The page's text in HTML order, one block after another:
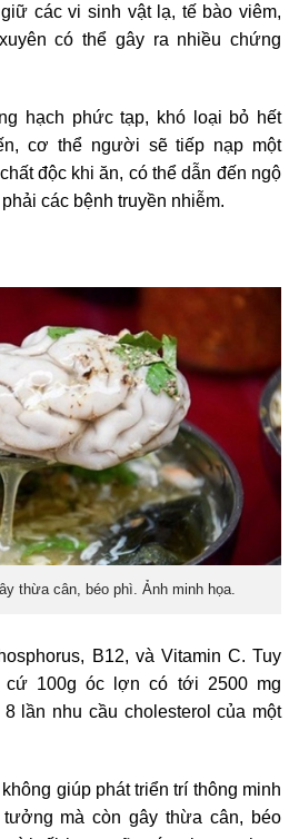
các vi sinh vật lạ, tế bào viêm,
có thể gây ra nhiều chứng
hạch phức tạp, khó loại bỏ hết
cơ thể người sẽ tiếp nạp một
độc khi ăn, có thể dẫn đến ngộ
các bệnh truyền nhiễm.
thừa cân, béo phì. Ảnh minh họa.
B12, và Vitamin C. Tuy
cứ 100g óc lợn có tới 2500 mg
lần nhu cầu cholesterol của một
giúp phát triển trí thông minh
mà còn gây thừa cân, béo